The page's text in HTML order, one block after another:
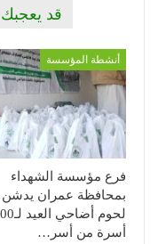
قد يعجبك
أنشطة المؤسسة
فرع مؤسسة الشهداء
بمحافظة عمران يدشن
لحوم
أسرة من أسر…